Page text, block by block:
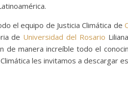
el equipo de Justicia Climática de
de Universidad del Rosario
de manera increíble todo el
les invitamos a descargar